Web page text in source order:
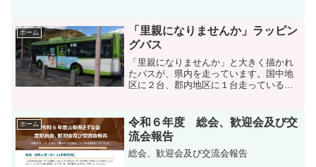
三郷町八之尻1781伊藤正己 Te...
ホーム
「里親になりませんか」ラッピン
グバス
「里親になりませんか」と大きく描かれ
たバスが、県内を走っています。国中地
区に２台、郡内地区に１台走っていると
紹介する際の話題のネタにも、どうぞ。
ホーム
令和６年度 総会、歓迎会及び交
流会報告
総会、歓迎会及び交流会報告